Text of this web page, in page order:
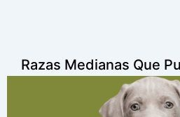
Razas Medianas Que